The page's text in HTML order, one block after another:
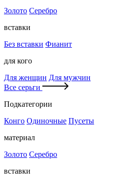
Золото Серебро
вставки
Без вставки Фианит
для кого
Для женщин Для мужчин
Все серьги
Подкатегории
Конго Одиночные Пусеты
материал
Золото Серебро
вставки